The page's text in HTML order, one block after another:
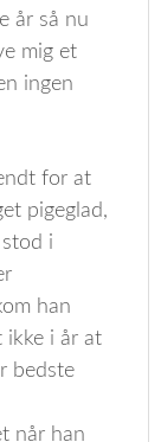
år så nu
mig et
ingen
for at
pigeglad,
i
han
ikke i år at
bedste
når han